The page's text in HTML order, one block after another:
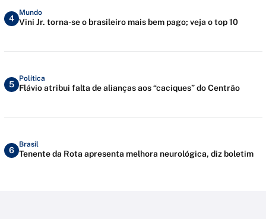
4
Mundo
Vini Jr. torna-se o brasileiro mais bem pago; veja o top 10
5
Política
Flávio atribui falta de alianças aos “caciques” do Centrão
6
Brasil
Tenente da Rota apresenta melhora neurológica, diz boletim